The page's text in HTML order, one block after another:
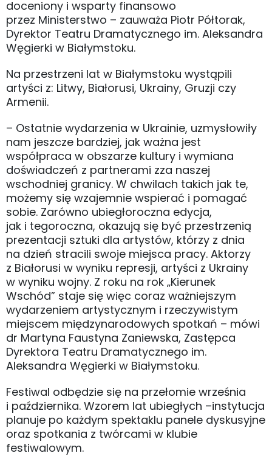
doceniony i wsparty finansowo
przez Ministerstwo – zauważa Piotr Półtorak,
Dyrektor Teatru Dramatycznego im. Aleksandra
Węgierki w Białymstoku.
Na przestrzeni lat w Białymstoku wystąpili
artyści z: Litwy, Białorusi, Ukrainy, Gruzji czy
Armenii.
– Ostatnie wydarzenia w Ukrainie, uzmysłowiły
nam jeszcze bardziej, jak ważna jest
współpraca w obszarze kultury i wymiana
doświadczeń z partnerami zza naszej
wschodniej granicy. W chwilach takich jak te,
możemy się wzajemnie wspierać i pomagać
sobie. Zarówno ubiegłoroczna edycja,
jak i tegoroczna, okazują się być przestrzenią
prezentacji sztuki dla artystów, którzy z dnia
na dzień stracili swoje miejsca pracy. Aktorzy
z Białorusi w wyniku represji, artyści z Ukrainy
w wyniku wojny. Z roku na rok „Kierunek
Wschód” staje się więc coraz ważniejszym
wydarzeniem artystycznym i rzeczywistym
miejscem międzynarodowych spotkań – mówi
dr Martyna Faustyna Zaniewska, Zastępca
Dyrektora Teatru Dramatycznego im.
Aleksandra Węgierki w Białymstoku.
Festiwal odbędzie się na przełomie września
i października. Wzorem lat ubiegłych –instytucja
planuje po każdym spektaklu panele dyskusyjne
oraz spotkania z twórcami w klubie
festiwalowym.